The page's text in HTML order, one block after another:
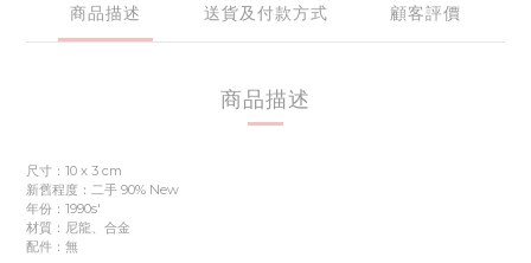
商品描述 送貨及付款方式 顧客評價
商品描述
尺寸：10 x 3 cm
新舊程度：二手 90% New
年份：1990s'
材質：尼龍、合金
配件：無